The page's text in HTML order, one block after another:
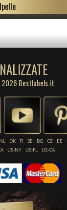
Bestlabels.it
NL DK FI SE BG CZ EE
US-NY US-FL US-CA